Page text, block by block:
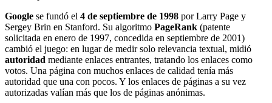
Google se fundó el 4 de septiembre de 1998 por Larry Page y
Sergey Brin en Stanford. Su algoritmo PageRank (patente
solicitada en enero de 1997, concedida en septiembre de 2001)
cambió el juego: en lugar de medir solo relevancia textual, midió
autoridad mediante enlaces entrantes, tratando los enlaces como
votos. Una página con muchos enlaces de calidad tenía más
autoridad que una con pocos. Y los enlaces de páginas a su vez
autorizadas valían más que los de páginas anónimas.